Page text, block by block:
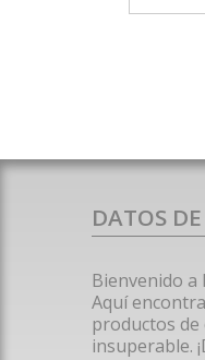
DATOS
Bienvenido a
Aquí
productos de
insuperable.